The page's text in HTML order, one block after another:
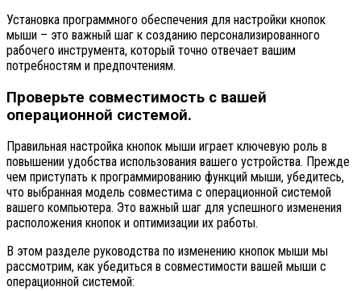
Установка программного обеспечения для настройки кнопок
мыши – это важный шаг к созданию персонализированного
рабочего инструмента, который точно отвечает вашим
потребностям и предпочтениям.
Проверьте совместимость с вашей
операционной системой.
Правильная настройка кнопок мыши играет ключевую роль в
повышении удобства использования вашего устройства. Прежде
чем приступать к программированию функций мыши, убедитесь,
что выбранная модель совместима с операционной системой
вашего компьютера. Это важный шаг для успешного изменения
расположения кнопок и оптимизации их работы.
В этом разделе руководства по изменению кнопок мыши мы
рассмотрим, как убедиться в совместимости вашей мыши с
операционной системой: